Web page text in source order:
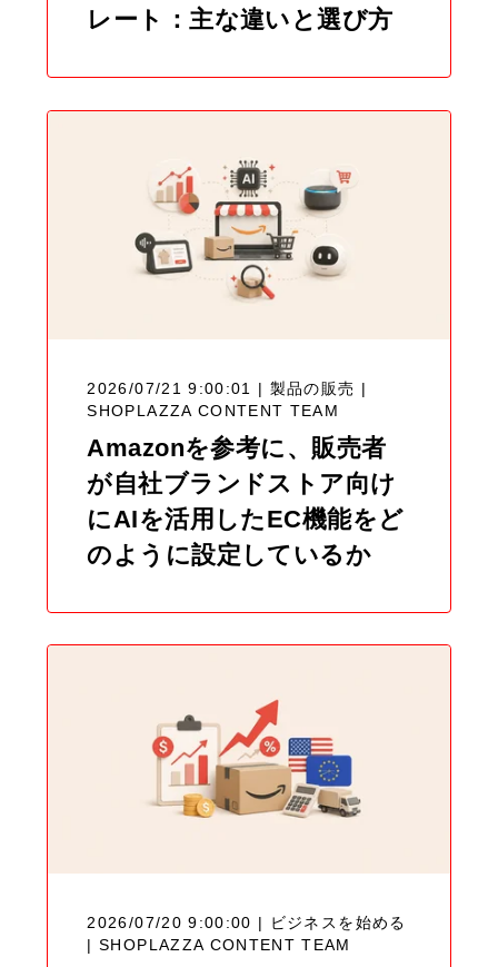
レート：主な違いと選び方
2026/07/21 9:00:01 | 製品の販売 |
SHOPLAZZA CONTENT TEAM
Amazonを参考に、販売者
が自社ブランドストア向け
にAIを活用したEC機能をど
のように設定しているか
2026/07/20 9:00:00 | ビジネスを始める
|SHOPLAZZA CONTENT TEAM